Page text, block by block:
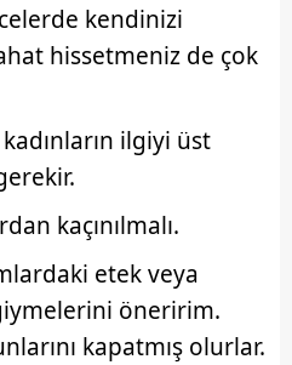
kendinizi
hissetmeniz de çok
ilgiyi üst
kaçınılmalı.
etek veya
öneririm.
kapatmış olurlar.